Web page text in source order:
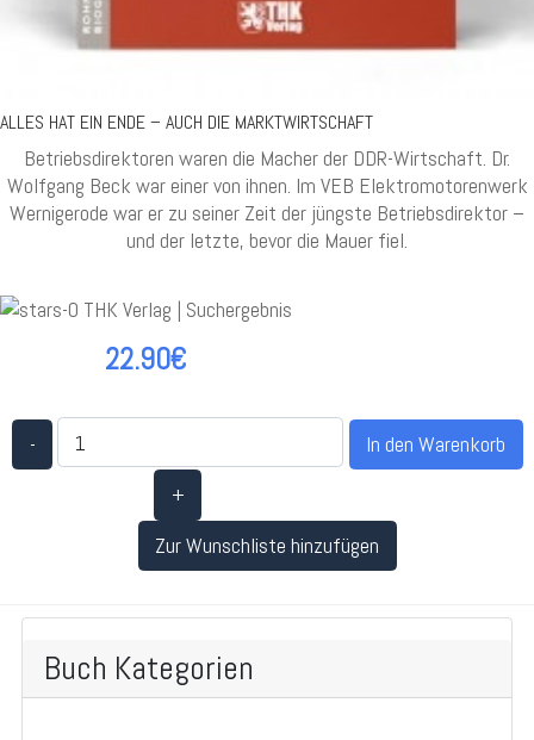
ALLES HAT EIN ENDE – AUCH DIE MARKTWIRTSCHAFT
Betriebsdirektoren waren die Macher der DDR-Wirtschaft. Dr.
Wolfgang Beck war einer von ihnen. Im VEB Elektromotorenwerk
Wernigerode war er zu seiner Zeit der jüngste Betriebsdirektor –
und der letzte, bevor die Mauer fiel.
22.90€
-
+
Zur Wunschliste hinzufügen
Buch Kategorien